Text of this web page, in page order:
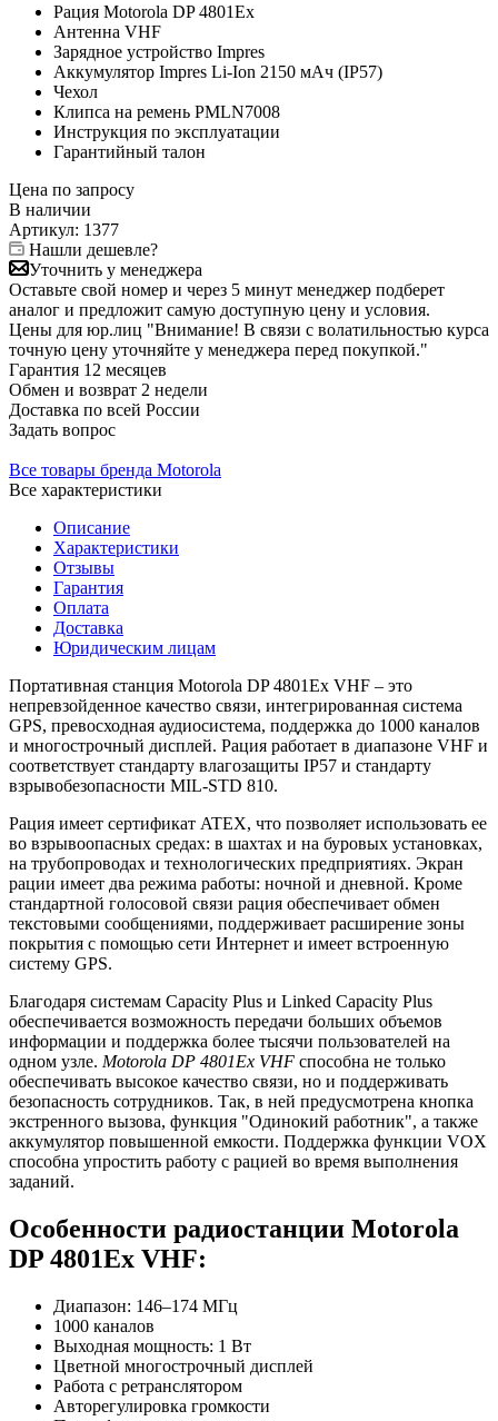
Рация Motorola DP 4801Ex
Антенна VHF
Зарядное устройство Impres
Аккумулятор Impres Li-Ion 2150 мАч (IP57)
Чехол
Клипса на ремень PMLN7008
Инструкция по эксплуатации
Гарантийный талон
Цена по запросу
В наличии
Артикул: 1377
Нашли дешевле?
Уточнить у менеджера
Оставьте свой номер и через 5 минут менеджер подберет
аналог и предложит самую доступную цену и условия.
Цены для юр.лиц "Внимание! В связи с волатильностью курса
точную цену уточняйте у менеджера перед покупкой."
Гарантия 12 месяцев
Обмен и возврат 2 недели
Доставка по всей России
Задать вопрос
Все товары бренда Motorola
Все характеристики
Описание
Характеристики
Отзывы
Гарантия
Оплата
Доставка
Юридическим лицам
Портативная станция Motorola DP 4801Ex VHF – это
непревзойденное качество связи, интегрированная система
GPS, превосходная аудиосистема, поддержка до 1000 каналов
и многострочный дисплей. Рация работает в диапазоне VHF и
соответствует стандарту влагозащиты IP57 и стандарту
взрывобезопасности MIL-STD 810.
Рация имеет сертификат ATEX, что позволяет использовать ее
во взрывоопасных средах: в шахтах и на буровых установках,
на трубопроводах и технологических предприятиях. Экран
рации имеет два режима работы: ночной и дневной. Кроме
стандартной голосовой связи рация обеспечивает обмен
текстовыми сообщениями, поддерживает расширение зоны
покрытия с помощью сети Интернет и имеет встроенную
систему GPS.
Благодаря системам Capacity Plus и Linked Capacity Plus
обеспечивается возможность передачи больших объемов
информации и поддержка более тысячи пользователей на
одном узле. Motorola DP 4801Ex VHF способна не только
обеспечивать высокое качество связи, но и поддерживать
безопасность сотрудников. Так, в ней предусмотрена кнопка
экстренного вызова, функция "Одинокий работник", а также
аккумулятор повышенной емкости. Поддержка функции VOX
способна упростить работу с рацией во время выполнения
заданий.
Особенности радиостанции Motorola
DP 4801Ex VHF:
Диапазон: 146–174 МГц
1000 каналов
Выходная мощность: 1 Вт
Цветной многострочный дисплей
Работа с ретранслятором
Авторегулировка громкости